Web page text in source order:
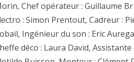
Chef opérateur : Guillaume
: Simon Prentout, Cadreur :
Ingénieur du son : Eric
déco : Laura David,